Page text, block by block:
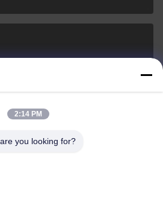
2:14 PM
you looking for?